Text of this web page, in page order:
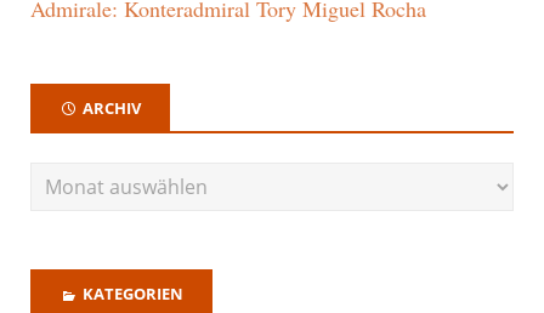
Admirale: Konteradmiral Tory Miguel Rocha
ARCHIV
KATEGORIEN